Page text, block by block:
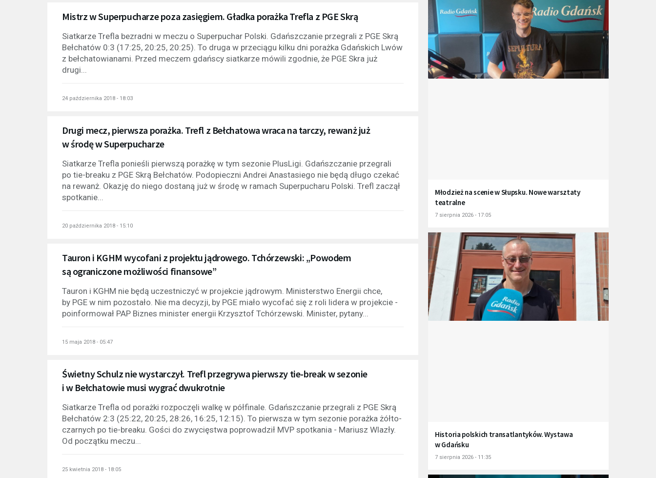
Mistrz w Superpucharze poza zasięgiem. Gładka porażka Trefla z PGE Skrą
Siatkarze Trefla bezradni w meczu o Superpuchar Polski. Gdańszczanie przegrali z PGE Skrą
Bełchatów 0:3 (17:25, 20:25, 20:25). To druga w przeciągu kilku dni porażka Gdańskich Lwów
z bełchatowianami. Przed meczem gdańscy siatkarze mówili zgodnie, że PGE Skra już
drugi...
24 października 2018 - 18:03
Drugi mecz, pierwsza porażka. Trefl z Bełchatowa wraca na tarczy, rewanż już
w środę w Superpucharze
Siatkarze Trefla ponieśli pierwszą porażkę w tym sezonie PlusLigi. Gdańszczanie przegrali
po tie-breaku z PGE Skrą Bełchatów. Podopieczni Andrei Anastasiego nie będą długo czekać
na rewanż. Okazję do niego dostaną już w środę w ramach Superpucharu Polski. Trefl zaczął
spotkanie...
20 października 2018 - 15:10
Tauron i KGHM wycofani z projektu jądrowego. Tchórzewski: „Powodem
są ograniczone możliwości finansowe”
Tauron i KGHM nie będą uczestniczyć w projekcie jądrowym. Ministerstwo Energii chce,
by PGE w nim pozostało. Nie ma decyzji, by PGE miało wycofać się z roli lidera w projekcie -
poinformował PAP Biznes minister energii Krzysztof Tchórzewski. Minister, pytany...
15 maja 2018 - 05:47
Świetny Schulz nie wystarczył. Trefl przegrywa pierwszy tie-break w sezonie
i w Bełchatowie musi wygrać dwukrotnie
Siatkarze Trefla od porażki rozpoczęli walkę w półfinale. Gdańszczanie przegrali z PGE Skrą
Bełchatów 2:3 (25:22, 20:25, 28:26, 16:25, 12:15). To pierwsza w tym sezonie porażka żółto-
czarnych po tie-breaku. Gości do zwycięstwa poprowadził MVP spotkania - Mariusz Wlazły.
Od początku meczu...
25 kwietnia 2018 - 18:05
Młodzież na scenie w Słupsku. Nowe warsztaty
teatralne
7 sierpnia 2026 - 17:05
Historia polskich transatlantyków. Wystawa
w Gdańsku
7 sierpnia 2026 - 11:35